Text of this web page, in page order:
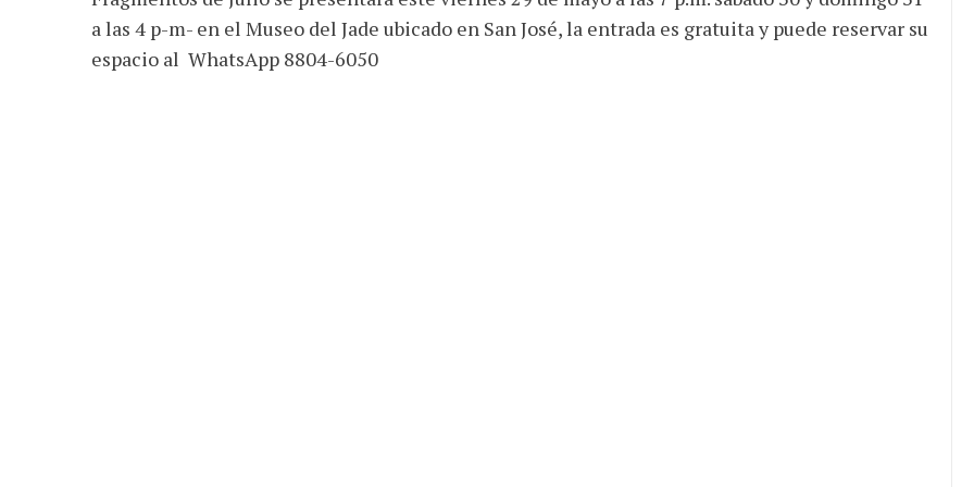
a las 4 p-m- en el Museo del Jade ubicado en San José, la entrada es gratuita y puede reservar su
espacio al WhatsApp 8804-6050